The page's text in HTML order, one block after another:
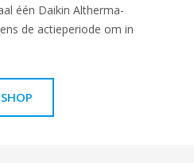
één Daikin Altherma-
de actieperiode om in